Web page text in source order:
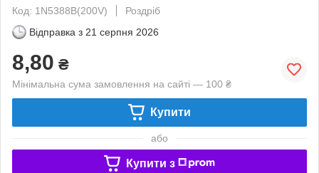
Код: 1N5388B(200V)
Роздріб
Відправка з 21 серпня 2026
8,80 ₴
Мінімальна сума замовлення на сайті — 100 ₴
Купити
або
Купити з